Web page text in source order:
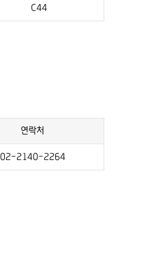
C44
연락처
02-2140-2264